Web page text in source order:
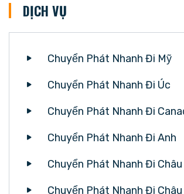
DỊCH VỤ
Chuyển Phát Nhanh Đi Mỹ
Chuyển Phát Nhanh Đi Úc
Chuyển Phát Nhanh Đi
Chuyển Phát Nhanh Đi Anh
Chuyển Phát Nhanh Đi Châu
Chuyển Phát Nhanh Đi Châu